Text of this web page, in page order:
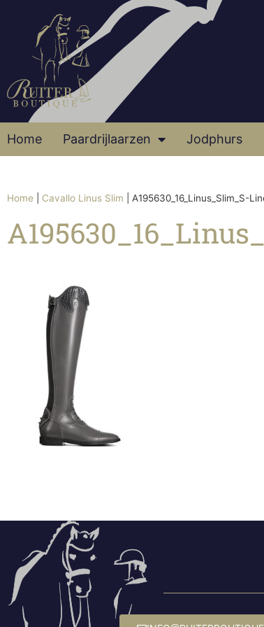
Home Paardrijlaarzen Jodphurs
Home Cavallo Linus Slim A195630_16_Linus_Slim_S-